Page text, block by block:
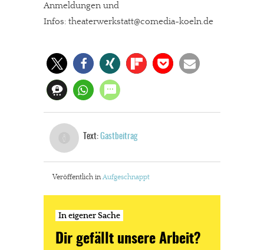
Anmeldungen und
Infos: theaterwerkstatt@comedia-koeln.de
Text: Gastbeitrag
Veröffentlich inAufgeschnappt
In eigener Sache
Dir gefällt unsere Arbeit?